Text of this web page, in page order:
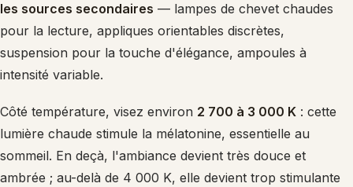
les sources secondaires — lampes de chevet chaudes
pour la lecture, appliques orientables discrètes,
suspension pour la touche d'élégance, ampoules à
intensité variable.
Côté température, visez environ 2 700 à 3 000 K : cette
lumière chaude stimule la mélatonine, essentielle au
sommeil. En deçà, l'ambiance devient très douce et
ambrée ; au-delà de 4 000 K, elle devient trop stimulante